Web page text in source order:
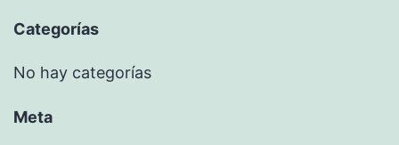
Categorías
No hay categorías
Meta